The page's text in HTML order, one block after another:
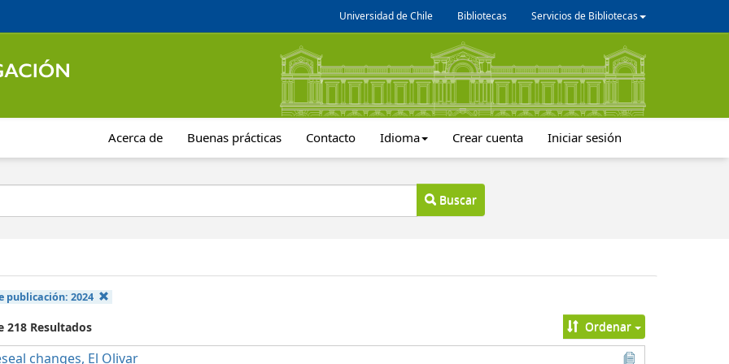
Universidad de Chile Bibliotecas Servicios de Bibliotecas
Acerca de Buenas prácticas Contacto Idioma Crear cuenta Iniciar sesión
Buscar
publicación: 2024
218 Resultados Ordenar
changes, El Olivar